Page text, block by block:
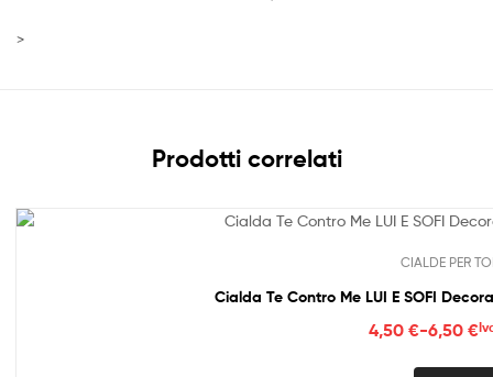
>
Prodotti correlati
CIALDE PER
Cialda Te Contro Me LUI E SOFI
4,50 €-6,50 €